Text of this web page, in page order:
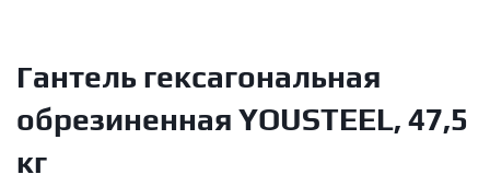
Гантель гексагональная
обрезиненная YOUSTEEL, 47,5
кг